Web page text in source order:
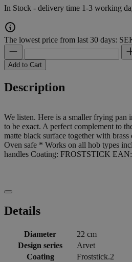
In Stock - delivery time 1-3 working
The lowest price from last 30 days:
Add to Cart
Description
We listen. Here is a smaller frying pan
to be exact. A perfect complement to
matte black surface together with
Oven safe * Works on all hob types
handles Coating: FROSTSTICK
Details
Diameter
22 cm
Design series
Arvet
Coating
Froststick.2